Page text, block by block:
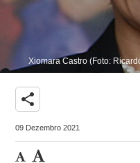
Xiomara Castro (Foto:
share
09 Dezembro 2021